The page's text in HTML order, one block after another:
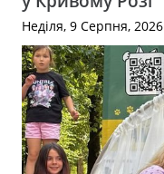
Неділя, 9 Серпня, 2026